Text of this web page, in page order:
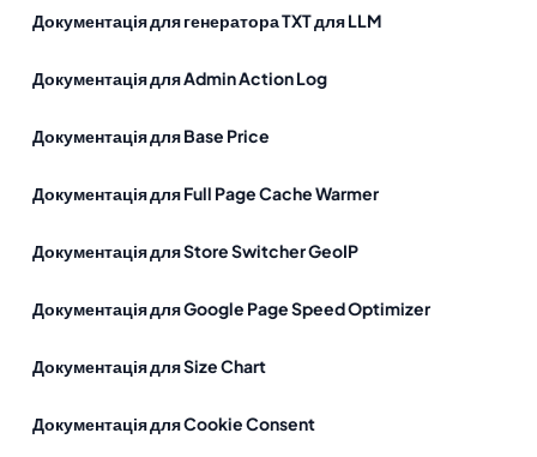
Документація для генератора TXT для LLM
Документація для Admin Action Log
Документація для Base Price
Документація для Full Page Cache Warmer
Документація для Store Switcher GeoIP
Документація для Google Page Speed Optimizer
Документація для Size Chart
Документація для Cookie Consent